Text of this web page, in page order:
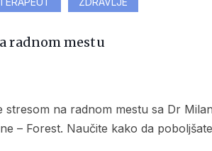
radnom mestu
– Forest. Naučite kako da